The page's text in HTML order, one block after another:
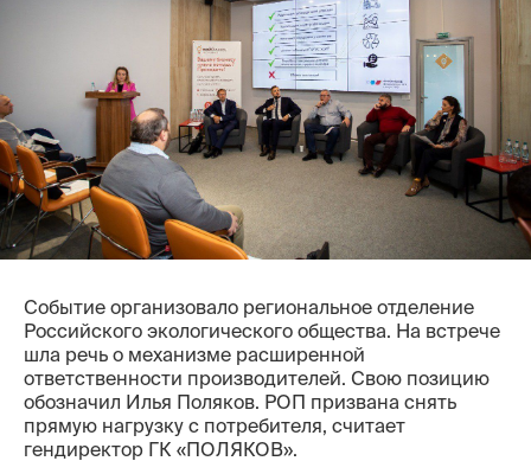
Контакты
Событие организовало региональное отделение
Российского экологического общества. На встрече
шла речь о механизме расширенной
ответственности производителей. Свою позицию
обозначил Илья Поляков. РОП призвана снять
прямую нагрузку с потребителя, считает
гендиректор ГК «ПОЛЯКОВ».